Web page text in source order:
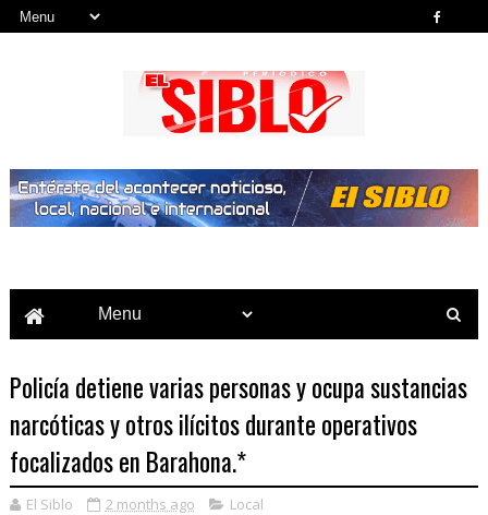
Policía detiene varias personas y ocupa sustancias
narcóticas y otros ilícitos durante operativos
focalizados en Barahona.*
El Siblo 2 months ago Local